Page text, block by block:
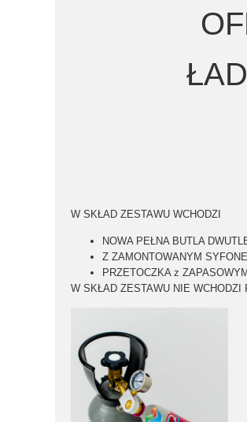
W SKŁAD ZESTAWU WCHODZI
NOWA PEŁNA BUTLA
Z ZAMONTOWANYM
PRZETOCZKA z
W SKŁAD ZESTAWU NIE